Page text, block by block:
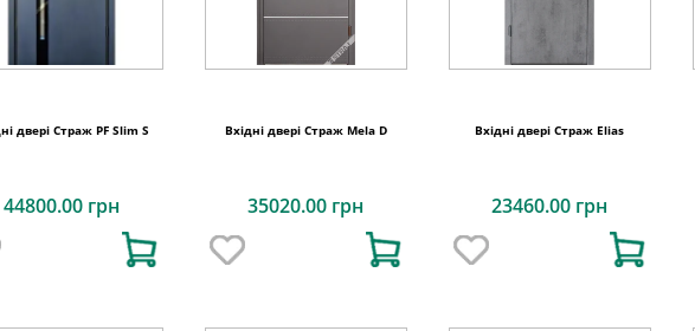
двері Страж PF Slim S
44800.00 грн
Вхідні двері Страж Mela D
35020.00 грн
Вхідні двері Страж Elias
23460.00 грн